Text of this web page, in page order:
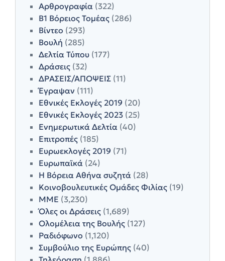
Αρθρογραφία (322)
Β1 Βόρειος Τομέας (286)
Βίντεο (293)
Βουλή (285)
Δελτία Τύπου (177)
Δράσεις (32)
ΔΡΑΣΕΙΣ/ΑΠΟΨΕΙΣ (11)
Έγραψαν (111)
Εθνικές Εκλογές 2019 (20)
Εθνικές Εκλογές 2023 (25)
Ενημερωτικά Δελτία (40)
Επιτροπές (185)
Ευρωεκλογές 2019 (71)
Ευρωπαϊκά (24)
Η Βόρεια Αθήνα συζητά (28)
Κοινοβουλευτικές Ομάδες Φιλίας (19)
ΜΜΕ (3,230)
Όλες οι Δράσεις (1,689)
Ολομέλεια της Βουλής (127)
Ραδιόφωνο (1,120)
Συμβούλιο της Ευρώπης (40)